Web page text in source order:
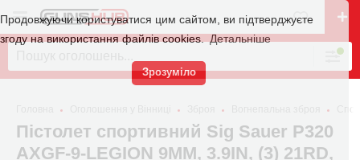
Продовжуючи користуватися цим сайтом, ви підтверджуєте
згоду на використання файлів cookies.
Детальніше
Зрозуміло
Пістолет спортивний Sig Sauer P320
AXGF-9-LEGION 9MM, 3.9IN, (3) 21RD,